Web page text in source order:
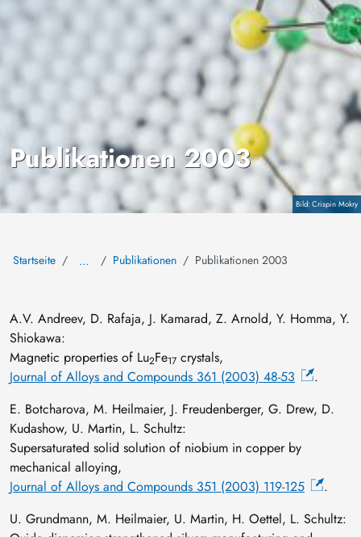
CopyrightCrispin Mokry
Publikationen 2003
Startseite … Publikationen Publikationen 2003
A.V. Andreev, D. Rafaja, J. Kamarad, Z. Arnold, Y. Homma, Y.
Shiokawa:
Magnetic properties of Lu2Fe17 crystals,
Journal of Alloys and Compounds 361 (2003) 48-53
.
E. Botcharova, M. Heilmaier, J. Freudenberger, G. Drew, D.
Kudashow, U. Martin, L. Schultz:
Supersaturated solid solution of niobium in copper by
mechanical alloying,
Journal of Alloys and Compounds 351 (2003) 119-125
.
U. Grundmann, M. Heilmaier, U. Martin, H. Oettel, L. Schultz: